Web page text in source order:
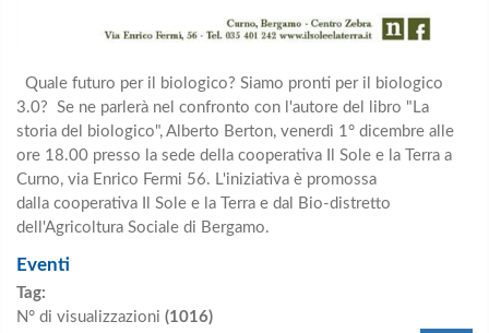
Quale futuro per il biologico? Siamo pronti per il biologico
3.0? Se ne parlerà nel confronto con l'autore del libro "La
storia del biologico", Alberto Berton, venerdì 1° dicembre alle
ore 18.00 presso la sede della cooperativa Il Sole e la Terra a
Curno, via Enrico Fermi 56. L'iniziativa è promossa
dalla cooperativa Il Sole e la Terra e dal Bio-distretto
dell'Agricoltura Sociale di Bergamo.
Eventi
Tag:
N° di visualizzazioni (1016)